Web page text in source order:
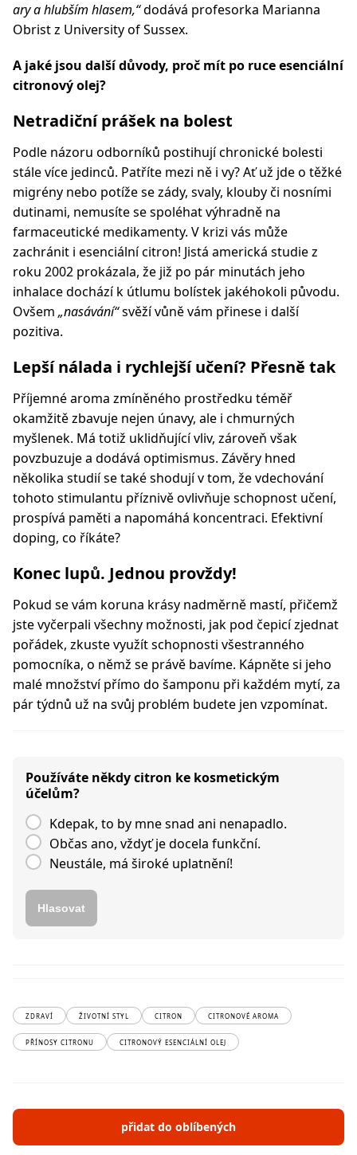
ary a hlubším hlasem,“dodává profesorka Marianna
Obrist z University of Sussex.
A jaké jsou další důvody, proč mít po ruce esenciální
citronový olej?
Netradiční prášek na bolest
Podle názoru odborníků postihují chronické bolesti
stále více jedinců. Patříte mezi ně i vy? Ať už jde o těžké
migrény nebo potíže se zády, svaly, klouby či nosními
dutinami, nemusíte se spoléhat výhradně na
farmaceutické medikamenty. V krizi vás může
zachránit i esenciální citron! Jistá americká studie z
roku 2002 prokázala, že již po pár minutách jeho
inhalace dochází k útlumu bolístek jakéhokoli původu.
Ovšem „nasávání“svěží vůně vám přinese i další
pozitiva.
Lepší nálada i rychlejší učení? Přesně tak
Příjemné aroma zmíněného prostředku téměř
okamžitě zbavuje nejen únavy, ale i chmurných
myšlenek. Má totiž uklidňující vliv, zároveň však
povzbuzuje a dodává optimismus. Závěry hned
několika studií se také shodují v tom, že vdechování
tohoto stimulantu příznivě ovlivňuje schopnost učení,
prospívá paměti a napomáhá koncentraci. Efektivní
doping, co říkáte?
Konec lupů. Jednou provždy!
Pokud se vám koruna krásy nadměrně mastí, přičemž
jste vyčerpali všechny možnosti, jak pod čepicí zjednat
pořádek, zkuste využít schopnosti všestranného
pomocníka, o němž se právě bavíme. Kápněte si jeho
malé množství přímo do šamponu při každém mytí, za
pár týdnů už na svůj problém budete jen vzpomínat.
Používáte někdy citron ke kosmetickým
účelům?
Kdepak, to by mne snad ani nenapadlo.
Občas ano, vždyť je docela funkční.
Neustále, má široké uplatnění!
Hlasovat
ZDRAVÍ ŽIVOTNÍ STYL CITRON CITRONOVÉ AROMA
PŘÍNOSY CITRONU CITRONOVÝ ESENCIÁLNÍ OLEJ
přidat do oblíbených